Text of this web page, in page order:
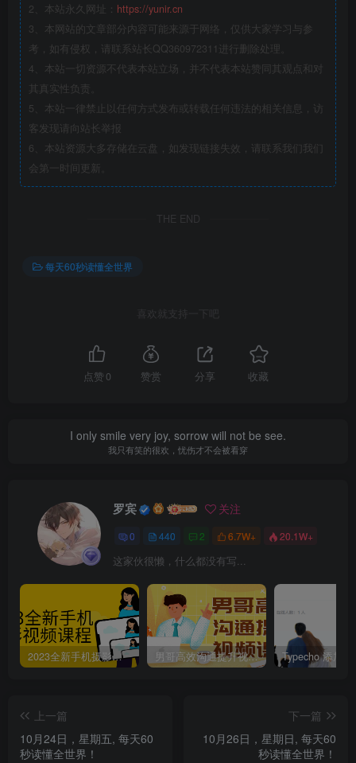
2、本站永久网址： https://yunir.cn
3、本网站的文章部分内容可能来源于网络，仅供大家学习与参
考，如有侵权，请联系站长QQ360972311进行删除处理。
4、本站一切资源不代表本站立场，并不代表本站赞同其观点和对
其真实性负责。
5、本站一律禁止以任何方式发布或转载任何违法的相关信息，访
客发现请向站长举报
6、本站资源大多存储在云盘，如发现链接失效，请联系我们我们
会第一时间更新。
THE END
每天60秒读懂全世界
喜欢就支持一下吧
点赞 0 赞赏 分享 收藏
I only smile very joy, sorrow will not be see.
我只有笑的很欢，忧伤才不会被看穿
罗宾 关注
0 440 2 6.7W+ 20.1W+
这家伙很懒，什么都没有写...
2023全新手机摄影视频课程 男哥高效沟通提升视频课程
上一篇
10月24日，星期五, 每天60
秒读懂全世界！
下一篇
10月26日，星期日, 每天60
秒读懂全世界！